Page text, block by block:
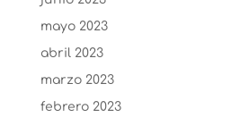
mayo 2023
abril 2023
marzo 2023
febrero 2023